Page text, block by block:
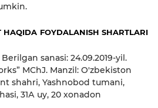
HAQIDA FOYDALANISH SHARTLARI
sanasi: 24.09.2019-yil.
MChJ. Manzil: O'zbekiston
shahri, Yashnobod tumani,
31А uy, 20 xonadon